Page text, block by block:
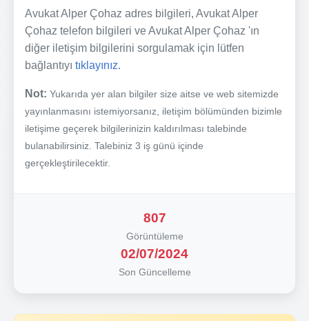
Avukat Alper Çohaz adres bilgileri, Avukat Alper
Çohaz telefon bilgileri ve Avukat Alper Çohaz 'ın
diğer iletişim bilgilerini sorgulamak için lütfen
bağlantıyı tıklayınız.
Not: Yukarıda yer alan bilgiler size aitse ve web sitemizde
yayınlanmasını istemiyorsanız, iletişim bölümünden bizimle
iletişime geçerek bilgilerinizin kaldırılması talebinde
bulanabilirsiniz. Talebiniz 3 iş günü içinde
gerçekleştirilecektir.
807
Görüntüleme
02/07/2024
Son Güncelleme